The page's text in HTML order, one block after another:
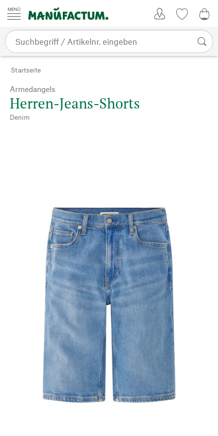
Zum Inhalt springen
Startseite
Armedangels
Herren-Jeans-Shorts
Denim